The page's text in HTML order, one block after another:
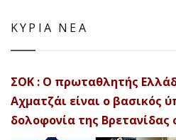
ΚΥΡΙΑ ΝΕΑ
ΣΟΚ : Ο πρωταθλητής
Αχματζάι είναι ο βασικός
δολοφονία της Βρετανίδας